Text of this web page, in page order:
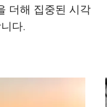
더해 집중된 시각
다.